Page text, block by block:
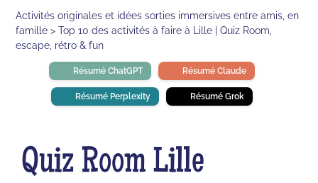
Activités originales et idées sorties immersives entre amis, en
famille > Top 10 des activités à faire à Lille | Quiz Room,
escape, rétro & fun
Résumé ChatGPT Résumé Claude
Résumé Perplexity Résumé Grok
Quiz Room Lille